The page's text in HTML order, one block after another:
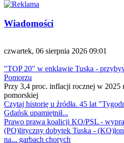
Wiadomości
czwartek, 06 sierpnia 2026 09:01
"TOP 20" w enklawie Tuska -
Pomorzu
Przy 3,4 proc. inflacji rocznej w 2025
pomorskiej
Czytaj historię u źródła. 45 lat
Gdańsk upamiętnił...
Prawo prawa koalicji KO/PSL -
(PO)lityczny dobytek Tuska -
na... garbach chorych